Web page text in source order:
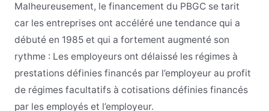
Malheureusement, le financement du PBGC se tarit
car les entreprises ont accéléré une tendance qui a
débuté en 1985 et qui a fortement augmenté son
rythme : Les employeurs ont délaissé les régimes à
prestations définies financés par l’employeur au profit
de régimes facultatifs à cotisations définies financés
par les employés et l’employeur.